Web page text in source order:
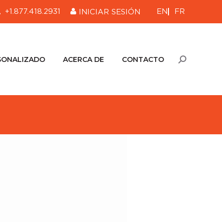
+1.877.418.2931 INICIAR SESIÓN EN FR
ACERCA DE CONTACTO Buscar:
ACERCA DE CONTACTO